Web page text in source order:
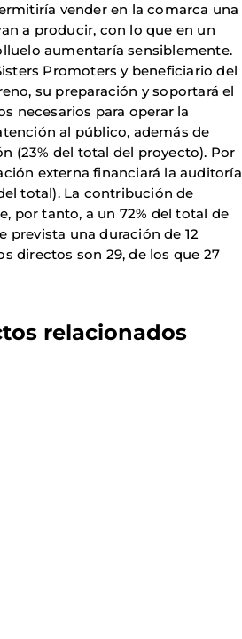
vender en la comarca una
a producir, con lo que en un
aumentaría sensiblemente.
Promoters y beneficiario del
su preparación y soportará el
necesarios para operar la
al público, además de
(23% del total del proyecto). Por
externa financiará la auditoría
total). La contribución de
por tanto, a un 72% del total de
prevista una duración de 12
directos son 29, de los que 27
relacionados